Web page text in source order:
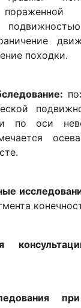
походки.
по оси